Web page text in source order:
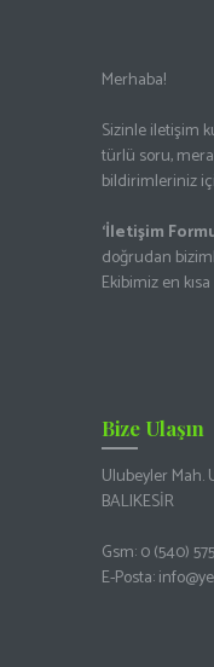
Merhaba!
Sizinle iletişim
türlü soru,
bildirimleriniz
‘İletişim
doğrudan
Ekibimiz en
Bize Ulaşın
Ulubeyler Mah.
BALIKESİR
Gsm:0 (540)
E-Posta: